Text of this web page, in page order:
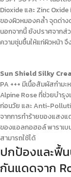
Dioxide และ Zinc
ของผิวหมองคล้ำ จุดด่า
นอกจากนี้ ยังปราศจาก
ความชุ่มชื้นให้แก่ผิวหน้า
Sun Shield Silky
PA +++ มีเนื้อสัมผัสกำม
Alpine Rose ที่ช่วยบำรุ
ก่อนวัย และ Anti-
จากการทำร้ายของแสง
ของแอลกอฮอล์ พาราเ
สามารถใช้ได้
ปกป้องและฟื้
กันแดดจาก